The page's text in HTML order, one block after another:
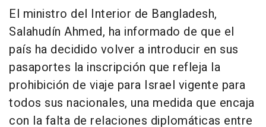
El ministro del Interior de Bangladesh,
Salahudín Ahmed, ha informado de que el
país ha decidido volver a introducir en sus
pasaportes la inscripción que refleja la
prohibición de viaje para Israel vigente para
todos sus nacionales, una medida que encaja
con la falta de relaciones diplomáticas entre